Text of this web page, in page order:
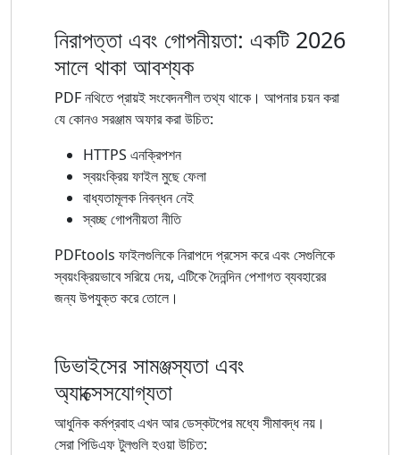
নিরাপত্তা এবং গোপনীয়তা: একটি 2026
সালে থাকা আবশ্যক
PDF নথিতে প্রায়ই সংবেদনশীল তথ্য থাকে। আপনার চয়ন করা
যে কোনও সরঞ্জাম অফার করা উচিত:
HTTPS এনক্রিপশন
স্বয়ংক্রিয় ফাইল মুছে ফেলা
বাধ্যতামূলক নিবন্ধন নেই
স্বচ্ছ গোপনীয়তা নীতি
PDFtools ফাইলগুলিকে নিরাপদে প্রসেস করে এবং সেগুলিকে
স্বয়ংক্রিয়ভাবে সরিয়ে দেয়, এটিকে দৈনন্দিন পেশাগত ব্যবহারের
জন্য উপযুক্ত করে তোলে।
ডিভাইসের সামঞ্জস্যতা এবং
অ্যাক্সেসযোগ্যতা
আধুনিক কর্মপ্রবাহ এখন আর ডেস্কটপের মধ্যে সীমাবদ্ধ নয়।
সেরা পিডিএফ টুলগুলি হওয়া উচিত: